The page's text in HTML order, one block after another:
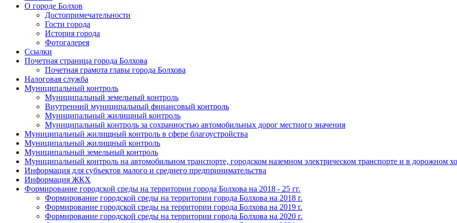
О городе Болхов
Достопримечательности
Гости города
История города
Фотогалерея
Ссылки
Почетная страница города Болхова
Почетная грамота главы города Болхова
Налоговая служба
Муниципальный контроль
Муниципальный земельный контроль
Внутренний муниципальный финансовый контроль
Муниципальный жилищный контроль
Муниципальный контроль за сохранностью автомобильных дорог местного значения
Муниципальный жилищный контроль в сфере благоустройства
Муниципальный жилищный контроль
Муниципальный земельный контроль
Муниципальный контроль на автомобильном транспорте, городском наземном электрическом транспорте и в дорожном
Информация для субъектов малого и среднего предпринимательства
Информация ЖКХ
Формирование городской среды на территории города Болхова на 2018 - 25 гг.
Формирование городской среды на территории города Болхова на 2018 г.
Формирование городской среды на территории города Болхова на 2019 г.
Формирование городской среды на территории города Болхова на 2020 г.